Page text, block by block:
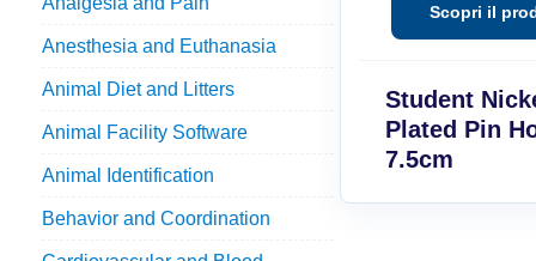
Anesthesia and Euthanasia
Animal Diet and Litters
Animal Facility Software
Animal Identification
Behavior and Coordination
Student
Plated Pin
7.5cm